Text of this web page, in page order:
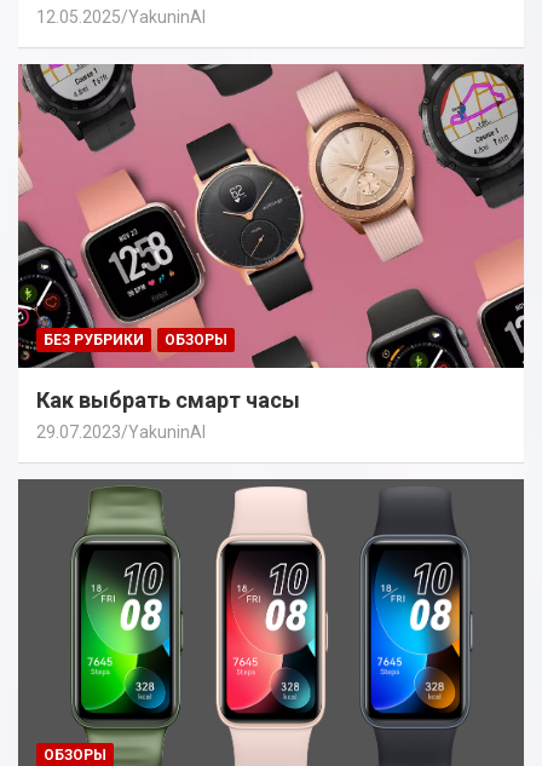
12.05.2025 YakuninAI
БЕЗ РУБРИКИ ОБЗОРЫ
Как выбрать смарт часы
29.07.2023 YakuninAI
ОБЗОРЫ